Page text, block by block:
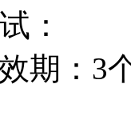
：
期：3